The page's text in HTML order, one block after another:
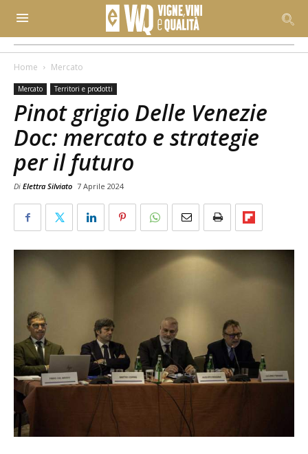
Home Mercato
Mercato Territori e prodotti
Pinot grigio Delle Venezie
Doc: mercato e strategie
per il futuro
Di Elettra Silviato 7 Aprile 2024